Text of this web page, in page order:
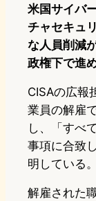
米国サイバ
チャセキュ
な人員削減
政権下で進
CISAの広報
業員の解雇
し、「すべ
事項に合致
明している。
解雇された